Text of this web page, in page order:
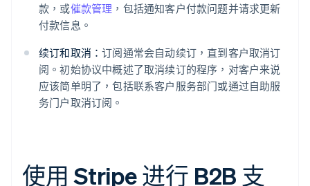
款，或催款管理 ，包括通知客户付款问题并请求更新
付款信息。
续订和取消：订阅通常会自动续订，直到客户取消订
阅。初始协议中概述了取消续订的程序，对客户来说
应该简单明了，包括联系客户服务部门或通过自助服
务门户取消订阅。
使用 Stripe 进行 B2B 支